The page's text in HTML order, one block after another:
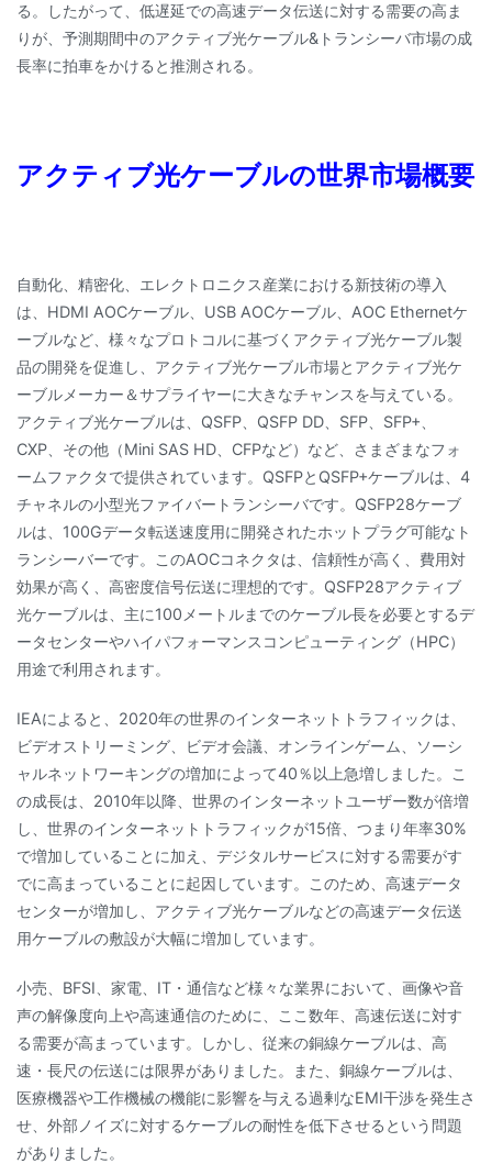
る。したがって、低遅延での高速データ伝送に対する需要の高ま
りが、予測期間中のアクティブ光ケーブル&トランシーバ市場の成
長率に拍車をかけると推測される。
アクティブ光ケーブルの世界市場概要
自動化、精密化、エレクトロニクス産業における新技術の導入
は、HDMI AOCケーブル、USB AOCケーブル、AOC Ethernetケ
ーブルなど、様々なプロトコルに基づくアクティブ光ケーブル製
品の開発を促進し、アクティブ光ケーブル市場とアクティブ光ケ
ーブルメーカー＆サプライヤーに大きなチャンスを与えている。
アクティブ光ケーブルは、QSFP、QSFP DD、SFP、SFP+、
CXP、その他（Mini SAS HD、CFPなど）など、さまざまなフォ
ームファクタで提供されています。QSFPとQSFP+ケーブルは、4
チャネルの小型光ファイバートランシーバです。QSFP28ケーブ
ルは、100Gデータ転送速度用に開発されたホットプラグ可能なト
ランシーバーです。このAOCコネクタは、信頼性が高く、費用対
効果が高く、高密度信号伝送に理想的です。QSFP28アクティブ
光ケーブルは、主に100メートルまでのケーブル長を必要とするデ
ータセンターやハイパフォーマンスコンピューティング（HPC）
用途で利用されます。
IEAによると、2020年の世界のインターネットトラフィックは、
ビデオストリーミング、ビデオ会議、オンラインゲーム、ソーシ
ャルネットワーキングの増加によって40％以上急増しました。こ
の成長は、2010年以降、世界のインターネットユーザー数が倍増
し、世界のインターネットトラフィックが15倍、つまり年率30%
で増加していることに加え、デジタルサービスに対する需要がす
でに高まっていることに起因しています。このため、高速データ
センターが増加し、アクティブ光ケーブルなどの高速データ伝送
用ケーブルの敷設が大幅に増加しています。
小売、BFSI、家電、IT・通信など様々な業界において、画像や音
声の解像度向上や高速通信のために、ここ数年、高速伝送に対す
る需要が高まっています。しかし、従来の銅線ケーブルは、高
速・長尺の伝送には限界がありました。また、銅線ケーブルは、
医療機器や工作機械の機能に影響を与える過剰なEMI干渉を発生さ
せ、外部ノイズに対するケーブルの耐性を低下させるという問題
がありました。